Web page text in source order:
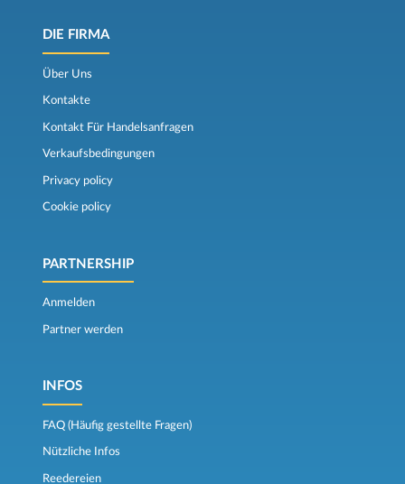
DIE FIRMA
Über Uns
Kontakte
Kontakt Für Handelsanfragen
Verkaufsbedingungen
Privacy policy
Cookie policy
PARTNERSHIP
Anmelden
Partner werden
INFOS
FAQ (Häufig gestellte Fragen)
Nützliche Infos
Reedereien